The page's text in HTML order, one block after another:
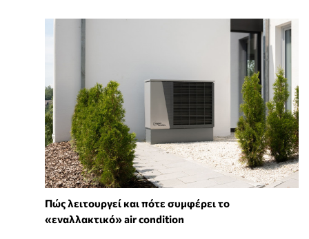
Πώς λειτουργεί και πότε συμφέρει το
«εναλλακτικό» air condition